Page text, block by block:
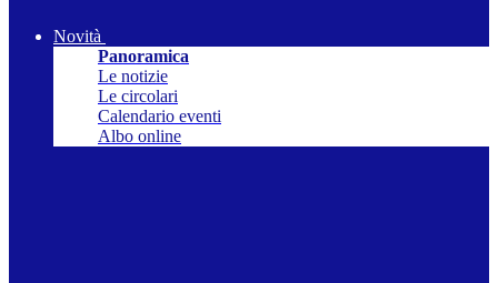
Novità
Panoramica
Le notizie
Le circolari
Calendario eventi
Albo online